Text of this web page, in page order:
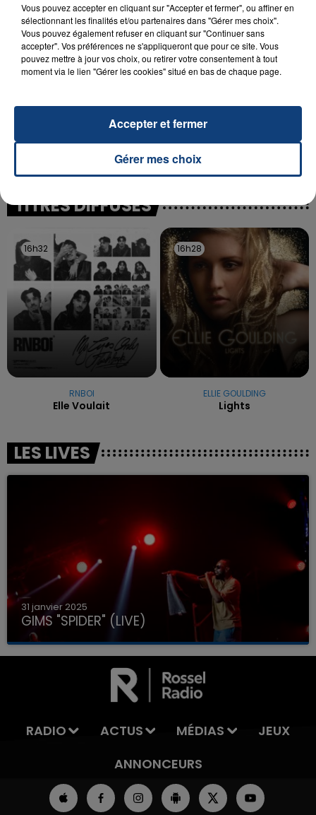
d'un liquide inflammable.
UNE ADOLESCENTE DEVANT SE FAIRE
OPÉRER DE LA CHEVILLE RESSORT DE LA...
La famille a porté plainte contre la clinique qui a
reconnu sa responsabilité et présenté ses
TITRES DIFFUSÉS
16h32
16h32
RNBOI
Elle Voulait
16h28
16h28
ELLIE GOULDING
Lights
LES LIVES
31 janvier 2025
GIMS "SPIDER" (LIVE)
RADIO ACTUS MÉDIAS
JEUX
ANNONCEURS
Vous pouvez accepter en cliquant sur "Accepter et fermer", ou affiner en
sélectionnant les finalités et/ou partenaires dans "Gérer mes choix".
Vous pouvez également refuser en cliquant sur "Continuer sans
accepter". Vos préférences ne s'appliqueront que pour ce site. Vous
pouvez mettre à jour vos choix, ou retirer votre consentement à tout
moment via le lien "Gérer les cookies" situé en bas de chaque page.
Gérer mes choix
Accepter et fermer